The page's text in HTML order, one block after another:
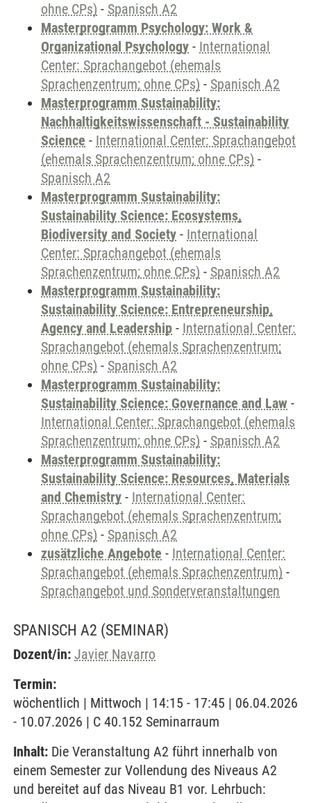
ohne CPs) - Spanisch A2
Masterprogramm Psychology: Work &
Organizational Psychology - International
Center: Sprachangebot (ehemals
Sprachenzentrum; ohne CPs) - Spanisch A2
Masterprogramm Sustainability:
Nachhaltigkeitswissenschaft - Sustainability
Science - International Center: Sprachangebot
(ehemals Sprachenzentrum; ohne CPs) -
Spanisch A2
Masterprogramm Sustainability:
Sustainability Science: Ecosystems,
Biodiversity and Society - International
Center: Sprachangebot (ehemals
Sprachenzentrum; ohne CPs) - Spanisch A2
Masterprogramm Sustainability:
Sustainability Science: Entrepreneurship,
Agency and Leadership - International Center:
Sprachangebot (ehemals Sprachenzentrum;
ohne CPs) - Spanisch A2
Masterprogramm Sustainability:
Sustainability Science: Governance and Law -
International Center: Sprachangebot (ehemals
Sprachenzentrum; ohne CPs) - Spanisch A2
Masterprogramm Sustainability:
Sustainability Science: Resources, Materials
and Chemistry - International Center:
Sprachangebot (ehemals Sprachenzentrum;
ohne CPs) - Spanisch A2
zusätzliche Angebote - International Center:
Sprachangebot (ehemals Sprachenzentrum) -
Sprachangebot und Sonderveranstaltungen
SPANISCH A2 (SEMINAR)
Dozent/in: Javier Navarro
Termin:
wöchentlich | Mittwoch | 14:15 - 17:45 | 06.04.2026
- 10.07.2026 | C 40.152 Seminarraum
Inhalt: Die Veranstaltung A2 führt innerhalb von
einem Semester zur Vollendung des Niveaus A2
und bereitet auf das Niveau B1 vor. Lehrbuch: